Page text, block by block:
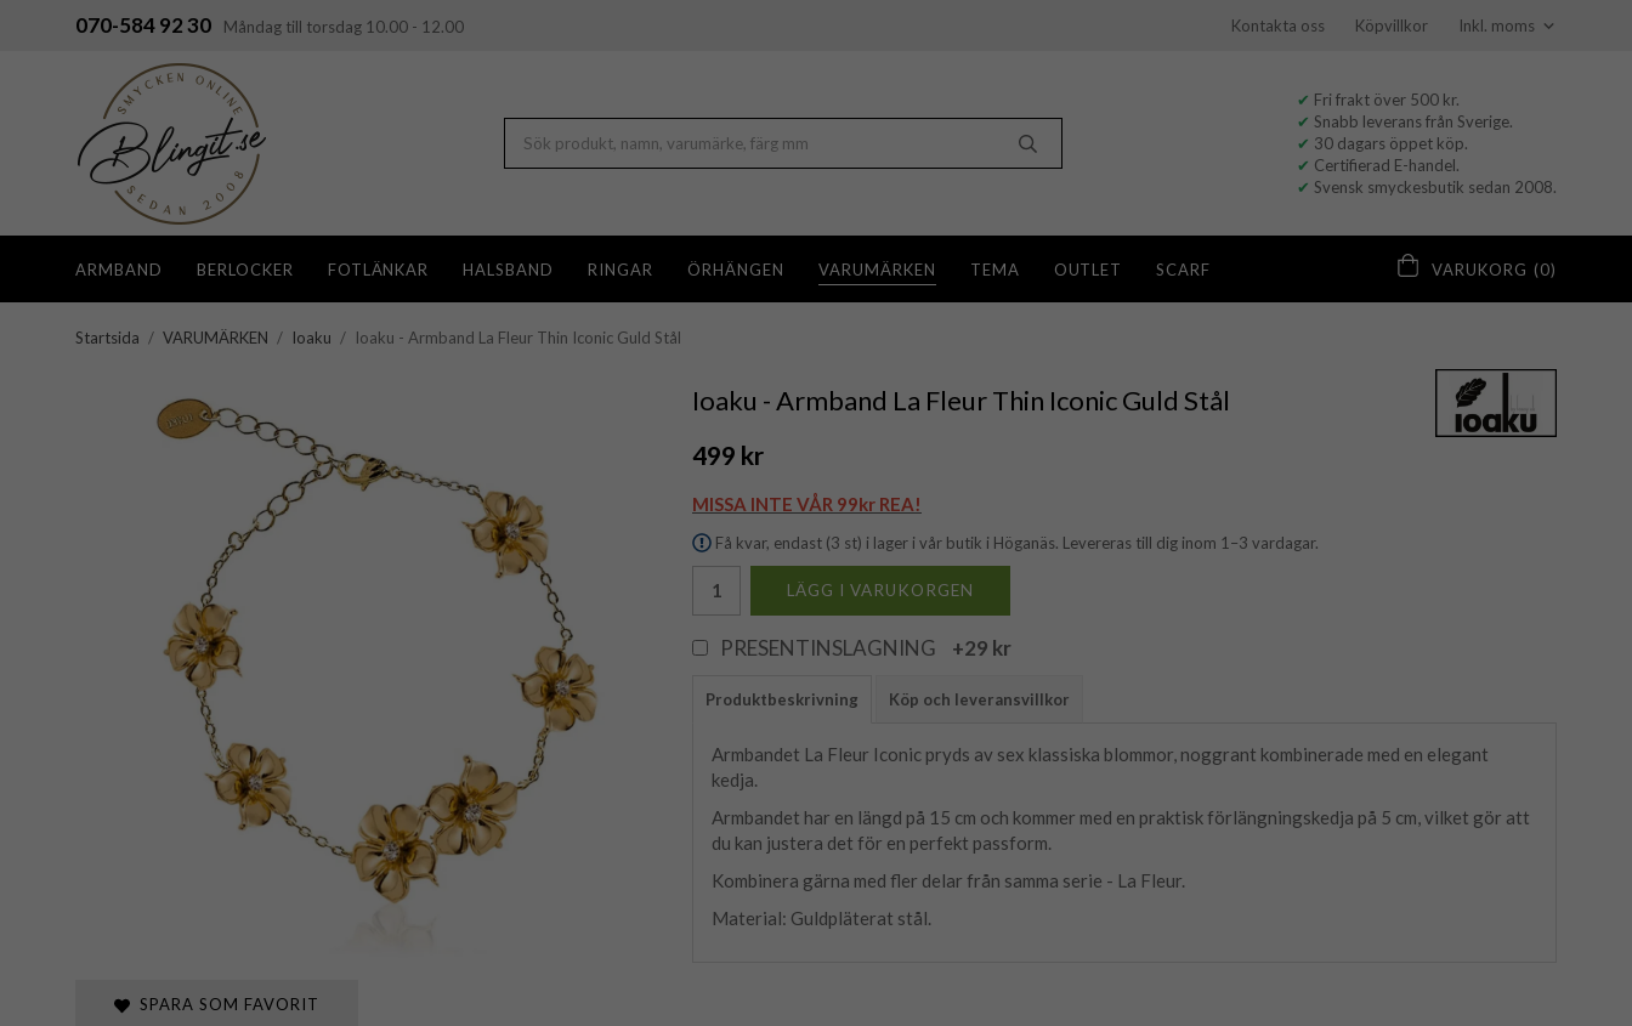
070-584 92 30 Måndag till torsdag 10.00 - 12.00 Kontakta oss Köpvillkor
✔ Fri frakt över 500 kr.
✔ Snabb leverans från Sverige.
✔ 30 dagars öppet köp.
✔ Certifierad E-handel.
✔ Svensk smyckesbutik sedan 2008.
ARMBAND BERLOCKER FOTLÄNKAR HALSBAND RINGAR ÖRHÄNGEN VARUMÄRKEN TEMA OUTLET SCARF VARUKORG (0)
Startsida / VARUMÄRKEN / Ioaku / Ioaku - Armband La Fleur Thin Iconic Guld Stål
Ioaku - Armband La Fleur Thin Iconic Guld Stål
499 kr
MISSA INTE VÅR 99kr REA!
Få kvar, endast (3 st) i lager i vår butik i Höganäs. Levereras till dig inom 1–3 vardagar.
LÄGG I VARUKORGEN
PRESENTINSLAGNING +29 kr
Produktbeskrivning Köp och leveransvillkor
Armbandet La Fleur Iconic pryds av sex klassiska blommor, noggrant kombinerade med en elegant
kedja.
Armbandet har en längd på 15 cm och kommer med en praktisk förlängningskedja på 5 cm, vilket gör att
du kan justera det för en perfekt passform.
Kombinera gärna med fler delar från samma serie - La Fleur.
Material: Guldpläterat stål.
SPARA SOM FAVORIT